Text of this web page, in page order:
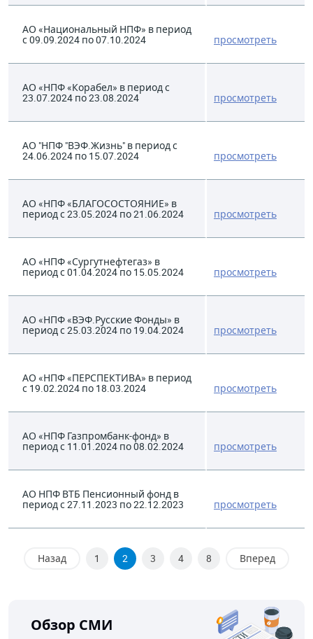
АО «Национальный НПФ» в период
с 09.09.2024 по 07.10.2024 просмотреть
АО «НПФ «Корабел» в период с
23.07.2024 по 23.08.2024 просмотреть
АО "НПФ "ВЭФ.Жизнь" в период с
24.06.2024 по 15.07.2024 просмотреть
АО «НПФ «БЛАГОСОСТОЯНИЕ» в
период с 23.05.2024 по 21.06.2024 просмотреть
АО «НПФ «Сургутнефтегаз» в
период с 01.04.2024 по 15.05.2024 просмотреть
АО «НПФ «ВЭФ.Русские Фонды» в
период с 25.03.2024 по 19.04.2024 просмотреть
АО «НПФ «ПЕРСПЕКТИВА» в период
с 19.02.2024 по 18.03.2024 просмотреть
АО «НПФ Газпромбанк-фонд» в
период с 11.01.2024 по 08.02.2024 просмотреть
АО НПФ ВТБ Пенсионный фонд в
период с 27.11.2023 по 22.12.2023 просмотреть
Назад 1 2 3 4 8 Вперед
Обзор СМИ